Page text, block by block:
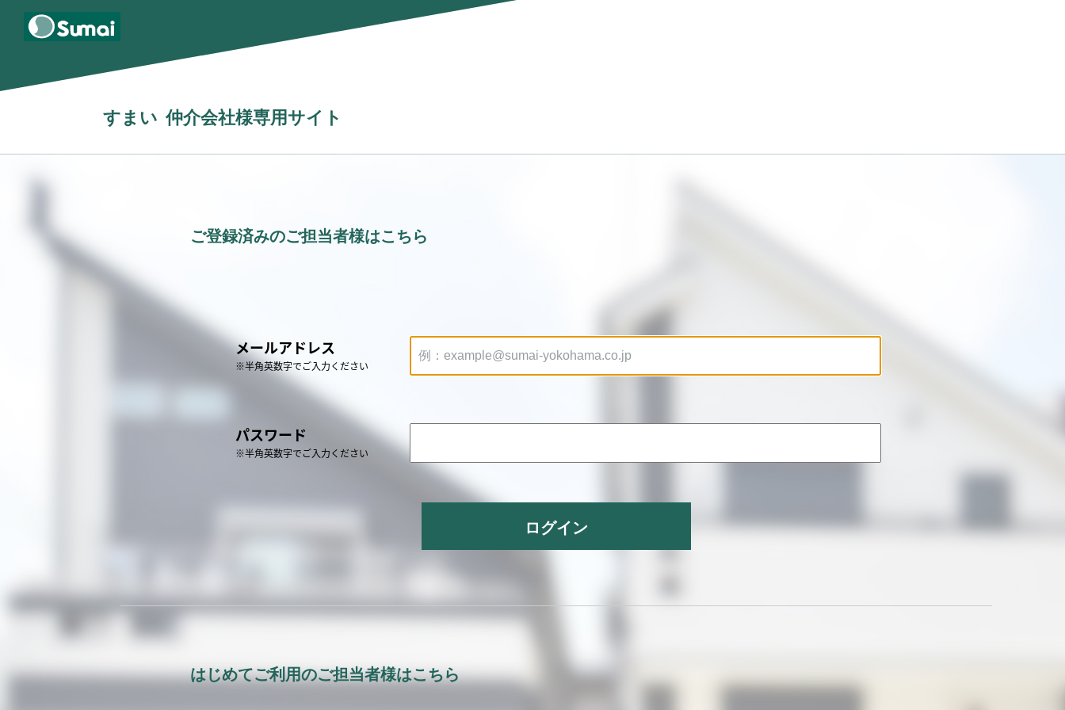
すまい 仲介会社様専用サイト
ご登録済みのご担当者様はこちら
メールアドレス
※半角英数字でご入力ください
パスワード
※半角英数字でご入力ください
ログイン
はじめてご利用のご担当者様はこちら